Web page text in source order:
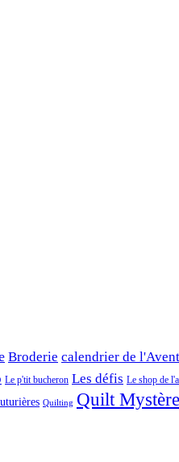
Broderie calendrier de l'Avent
Le p'tit bucheron Les défis Le shop de
Quilting Quilt Mystère